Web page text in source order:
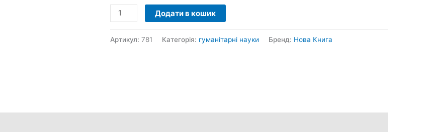
Додати в кошик
Артикул: 781 Категорія: гуманітарні науки Бренд: Нова Книга